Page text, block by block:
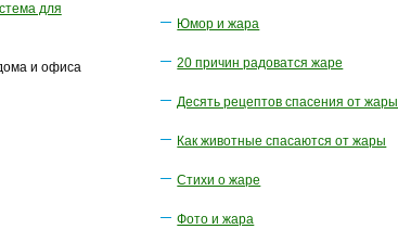
для
и офиса
Юмор и жара
20 причин радоватся жаре
Десять рецептов спасения от жары
Как животные спасаются от жары
Стихи о жаре
Фото и жара